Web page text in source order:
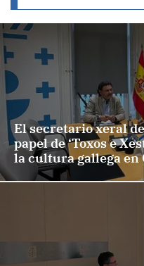
El secretario xeral
papel de ‘Toxos e
la cultura gallega en